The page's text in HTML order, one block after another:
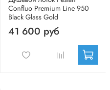
Confluo Premium Line 950
Black Glass Gold
41 600 руб